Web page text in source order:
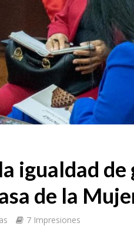
igualdad de
de la
7 Impresiones